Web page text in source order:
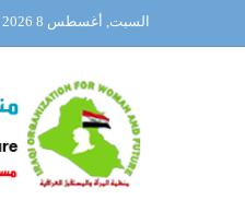
السبت, أغسطس 8 2026